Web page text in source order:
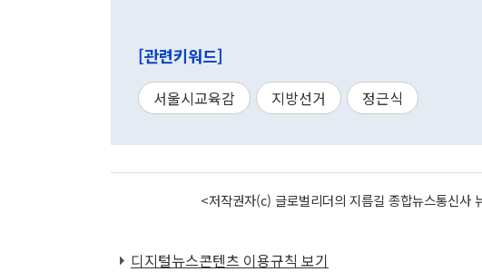
[관련키워드]
서울시교육감 지방선거 정근식
<저작권자(c) 글로벌리더의 지름길 종합뉴스통신
디지털뉴스콘텐츠 이용규칙 보기